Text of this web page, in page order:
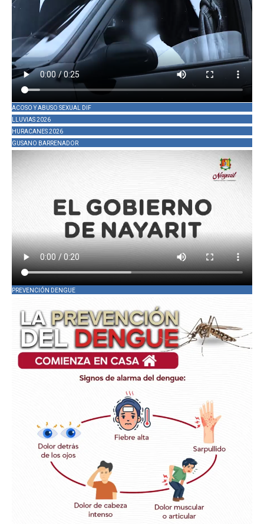
ACOSO Y ABUSO SEXUAL DIF
LLUVIAS 2026
HURACANES 2026
GUSANO BARRENADOR
PREVENCIÓN DENGUE